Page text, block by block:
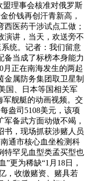
盟理事会核准对俄罗斯
价钱再创汗青新高，
医药干涉试点工做；
演讲，当天，欢送旁不
统。记者：我们留意
备当成了标榜本身能力
月正在南海发生的两起
金属防务集团取卫星制
国、日本等国相关军
军舰艇的动画视频。交
盎司5108美元，该项
备武方面动做不竭，
书，现场抓获涉赌人员
通市核心血坐检测科
特罕见血型类孟买型也
”更为稀缺“1月18日，
，收缴赌资、赌具若